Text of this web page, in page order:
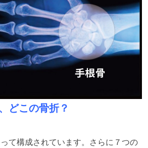
どこの骨折？
て構成されています。さらに７つの